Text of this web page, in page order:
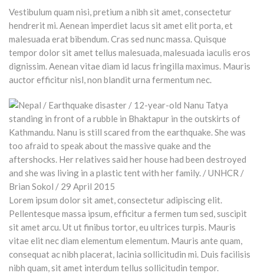
Vestibulum quam nisi, pretium a nibh sit amet, consectetur
hendrerit mi. Aenean imperdiet lacus sit amet elit porta, et
malesuada erat bibendum. Cras sed nunc massa. Quisque
tempor dolor sit amet tellus malesuada, malesuada iaculis eros
dignissim. Aenean vitae diam id lacus fringilla maximus. Mauris
auctor efficitur nisl, non blandit urna fermentum nec.
Lorem ipsum dolor sit amet, consectetur adipiscing elit.
Pellentesque massa ipsum, efficitur a fermen tum sed, suscipit
sit amet arcu. Ut ut finibus tortor, eu ultrices turpis. Mauris
vitae elit nec diam elementum elementum. Mauris ante quam,
consequat ac nibh placerat, lacinia sollicitudin mi. Duis facilisis
nibh quam, sit amet interdum tellus sollicitudin tempor.